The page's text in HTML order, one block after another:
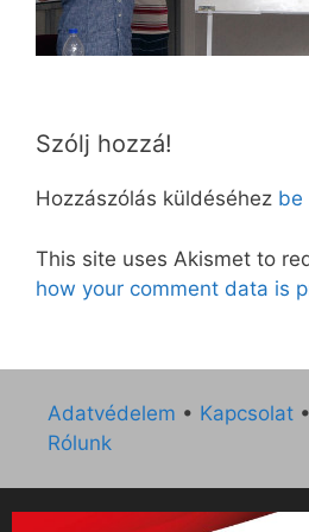
Szólj hozzá!
Hozzászólás küldéséhez be
This site uses Akismet to
how your comment data is
Adatvédelem • Kapcsolat •
Rólunk